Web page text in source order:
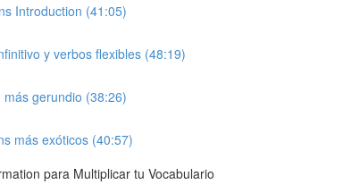
Introduction (41:05)
y verbos flexibles (48:19)
más gerundio (38:26)
más exóticos (40:57)
para Multiplicar tu Vocabulario